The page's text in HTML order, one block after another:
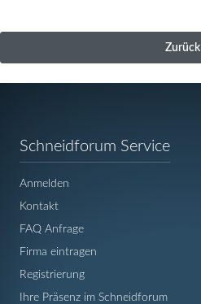
Zurück
Schneidforum Service
Anmelden
Kontakt
FAQ Anfrage
Firma eintragen
Registrierung
Ihre Präsenz im Schneidforum